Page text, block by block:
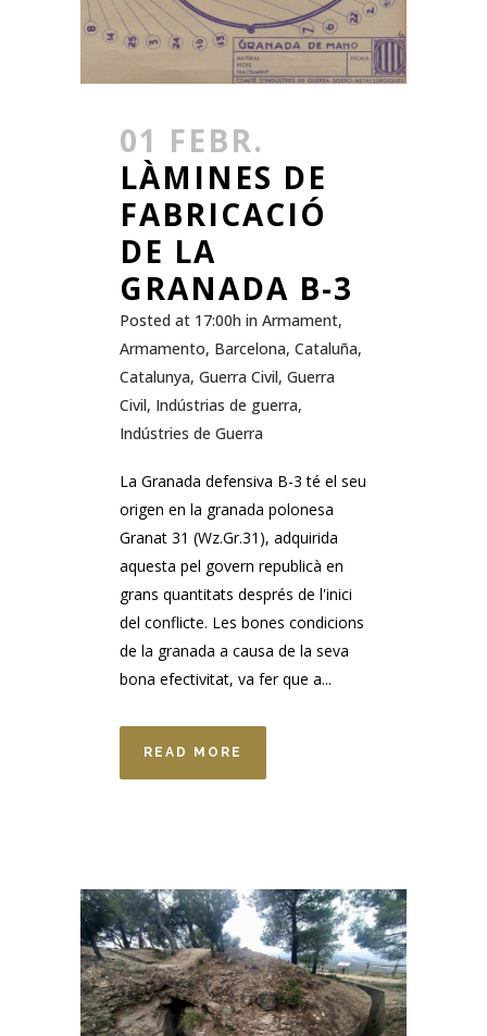
01 FEBR.
LÀMINES DE
FABRICACIÓ
DE LA
GRANADA B-3
Posted at 17:00h in Armament,
Armamento, Barcelona, Cataluña,
Catalunya, Guerra Civil, Guerra
Civil, Indústrias de guerra,
Indústries de Guerra
La Granada defensiva B-3 té el seu
origen en la granada polonesa
Granat 31 (Wz.Gr.31), adquirida
aquesta pel govern republicà en
grans quantitats després de l'inici
del conflicte. Les bones condicions
de la granada a causa de la seva
bona efectivitat, va fer que a...
READ MORE